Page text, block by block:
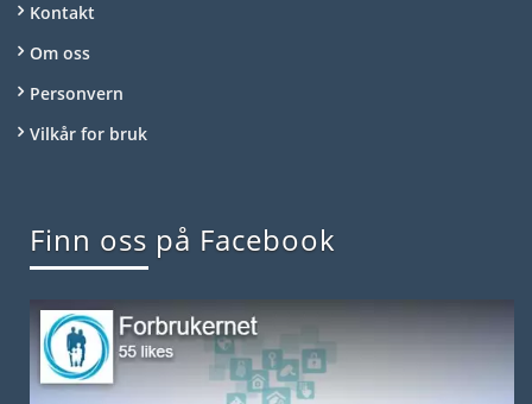
Kontakt
Om oss
Personvern
Vilkår for bruk
Finn oss på Facebook